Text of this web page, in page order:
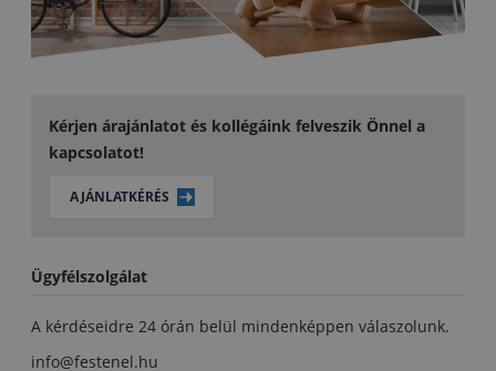
Kérjen árajánlatot és kollégáink felveszik Önnel a
kapcsolatot!
AJÁNLATKÉRÉS
Ügyfélszolgálat
A kérdéseidre 24 órán belül mindenképpen válaszolunk.
info@festenel.hu